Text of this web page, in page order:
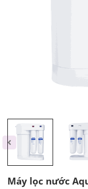
Máy lọc nước